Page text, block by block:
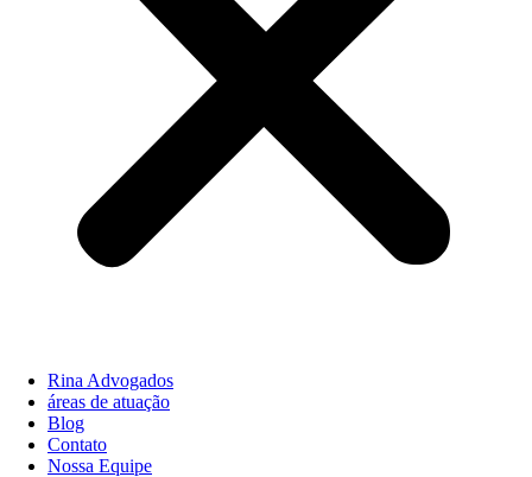
Rina Advogados
áreas de atuação
Blog
Contato
Nossa Equipe